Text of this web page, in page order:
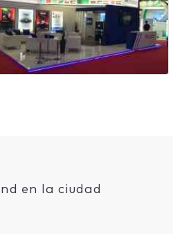
en la ciudad